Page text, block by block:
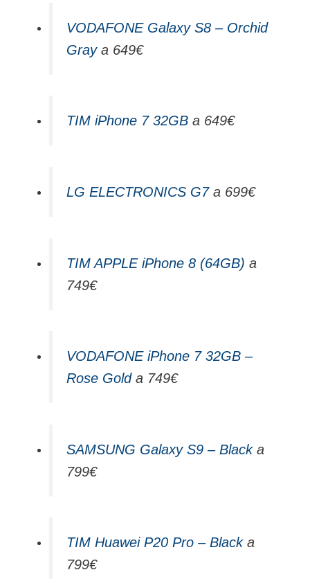
VODAFONE Galaxy S8 – Orchid
Graya 649€
TIM iPhone 7 32GB a 649€
LG ELECTRONICS G7a 699€
TIM APPLE iPhone 8 (64GB) a
749€
VODAFONE iPhone 7 32GB –
Rose Golda 749€
SAMSUNG Galaxy S9 – Blacka
799€
TIM Huawei P20 Pro – Blacka
799€